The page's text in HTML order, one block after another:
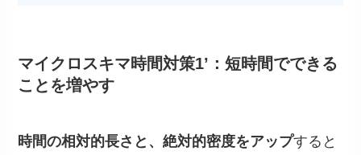
マイクロスキマ時間対策1’：短時間でできる
ことを増やす
時間の相対的長さと、絶対的密度をアップすると